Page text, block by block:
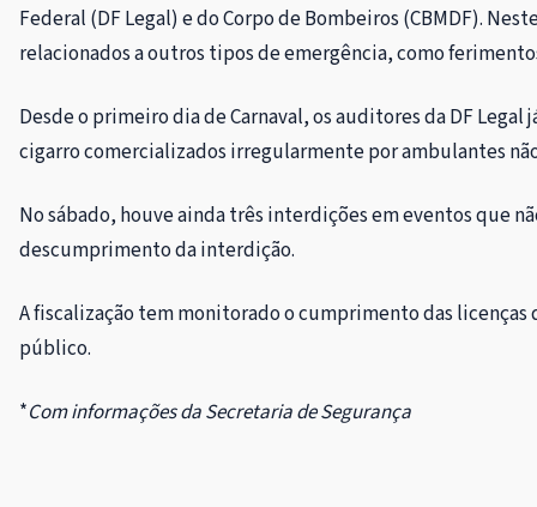
Federal (DF Legal) e do Corpo de Bombeiros (CBMDF).
relacionados a outros tipos de emergência, como
Desde o primeiro dia de Carnaval, os auditores da DF
cigarro comercializados irregularmente por ambulantes
No sábado, houve ainda três interdições em eventos que
descumprimento da interdição.
A fiscalização tem monitorado o cumprimento das
público.
*Com informações da Secretaria de Segurança